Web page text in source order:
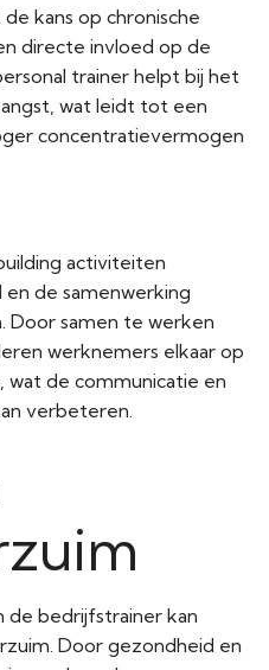
kans op chronische
directe invloed op de
trainer helpt bij het
wat leidt tot een
concentratievermogen
activiteiten
de samenwerking
Door samen te werken
werknemers elkaar op
wat de communicatie en
verbeteren.
de bedrijfstrainer kan
Door gezondheid en